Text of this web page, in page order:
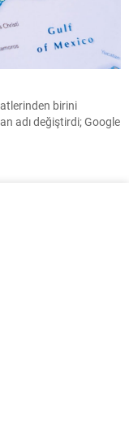
birini
adı değiştirdi; Google